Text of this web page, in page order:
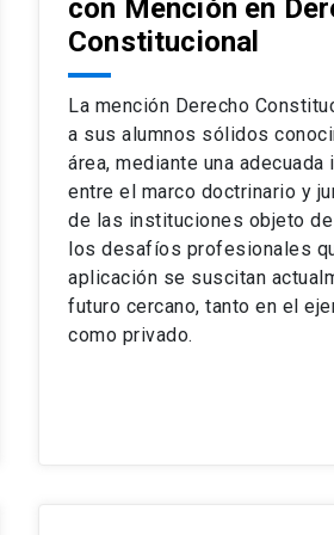
del programa hasta 8
principalmente a extranjeros,
expectativas profesionales,
de graduación de diciembre a
complejo y sofisticado ejercicio
de nuestros alumnos, tanto
especialmente orientado a las
lectivos, seminarios de casos
en los problemas legales más
perfeccionamiento en los
compleja de los problemas que
académico como en lo
con Mención en
Constitucional
La mención Derecho
a sus alumnos sólidos
área, mediante una adecuada
entre el marco doctrinario y
de las instituciones objeto
los desafíos profesionales
aplicación se suscitan
futuro cercano, tanto en el
como privado.